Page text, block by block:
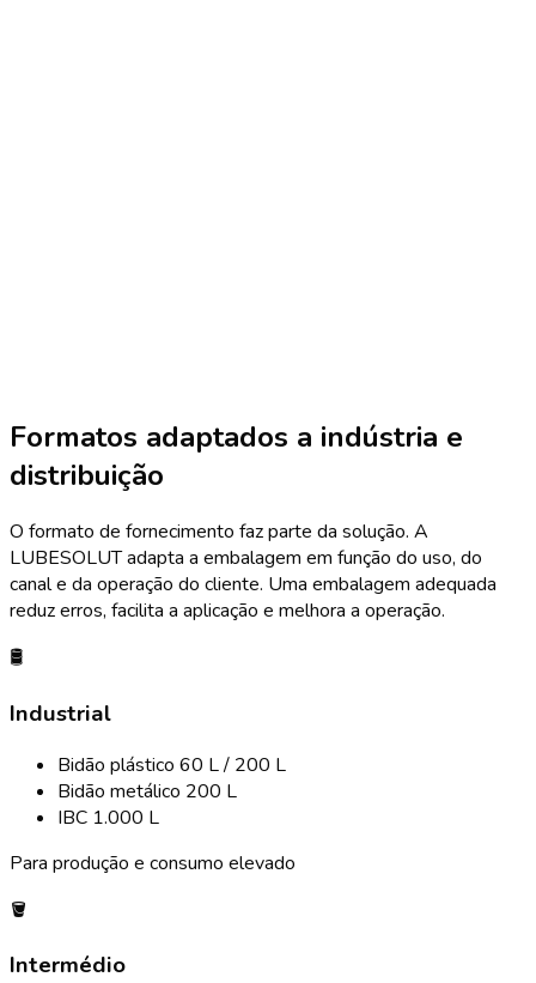
Formatos adaptados a indústria e
distribuição
O formato de fornecimento faz parte da solução. A
LUBESOLUT adapta a embalagem em função do uso, do
canal e da operação do cliente. Uma embalagem adequada
reduz erros, facilita a aplicação e melhora a operação.
🛢️
Industrial
Bidão plástico 60 L / 200 L
Bidão metálico 200 L
IBC 1.000 L
Para produção e consumo elevado
🪣
Intermédio